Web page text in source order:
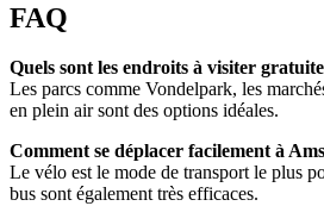
FAQ
Quels sont les endroits à visiter
Les parcs comme Vondelpark, les
en plein air sont des options idéales.
Comment se déplacer facilement à
Le vélo est le mode de transport le plus
bus sont également très efficaces.